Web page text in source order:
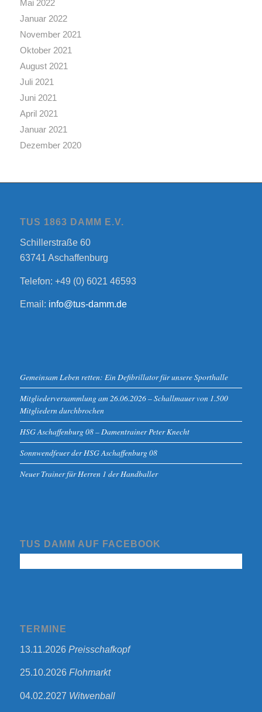
Mai 2022
Januar 2022
November 2021
Oktober 2021
August 2021
Juli 2021
Juni 2021
April 2021
Januar 2021
Dezember 2020
TUS 1863 DAMM E.V.
Schillerstraße 60
63741 Aschaffenburg
Telefon: +49 (0) 6021 46593
Email: info@tus-damm.de
Gemeinsam Leben retten: Ein Defibrillator für unsere Sporthalle
Mitgliederversammlung am 26.06.2026 – Schallmauer von 1.500
Mitgliedern durchbrochen
HSG Aschaffenburg 08 – Damentrainer Peter Knecht
Sonnwendfeuer der HSG Aschaffenburg 08
Neuer Trainer für Herren 1 der Handballer
TUS DAMM AUF FACEBOOK
TERMINE
13.11.2026 Preisschafkopf
25.10.2026 Flohmarkt
04.02.2027 Witwenball